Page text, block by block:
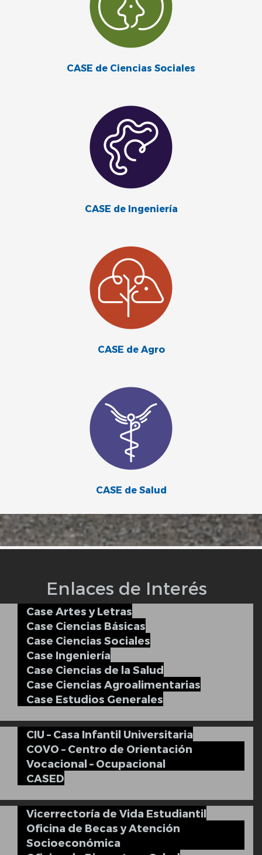
CASE de Ciencias Sociales
CASE de Ingeniería
CASE de Agro
CASE de Salud
Enlaces de Interés
Case Artes y Letras
Case Ciencias Básicas
Case Ciencias Sociales
Case Ingeniería
Case Ciencias de la Salud
Case Ciencias Agroalimentarias
Case Estudios Generales
CIU – Casa Infantil Universitaria
COVO – Centro de Orientación
Vocacional – Ocupacional
CASED
Vicerrectoría de Vida Estudiantil
Oficina de Becas y Atención
Socioeconómica